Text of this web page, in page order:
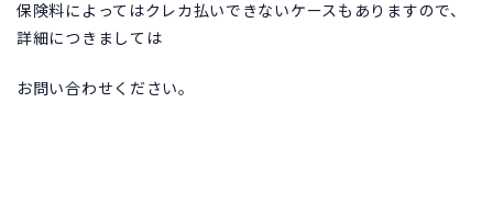
保険料によってはクレカ払いできないケースもありますので、
詳細につきましては
お問い合わせください。